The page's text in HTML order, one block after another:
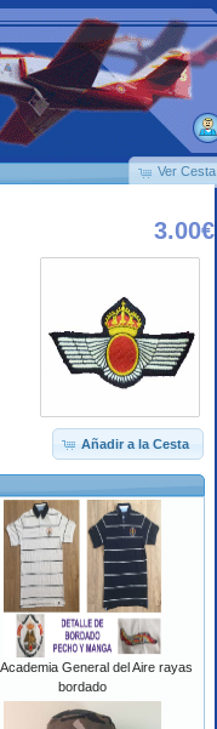
Ver Cesta
3.00€
Añadir a la Cesta
Academia General del Aire rayas
bordado